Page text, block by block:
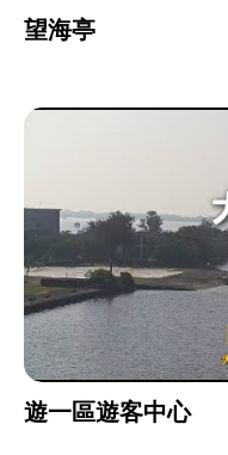
望海亭
遊一區遊客中心